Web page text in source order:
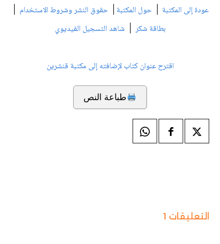
عودة إلى المكتبة | حول المكتبة | حقوق النشر وشروط الاستخدام |
بطاقة شكر| شاهد التسجيل الفيديوي
اقترح عنوان كتاب لإضافته إلى مكتبة قنشرين
طباعة النص
التعليقات 1